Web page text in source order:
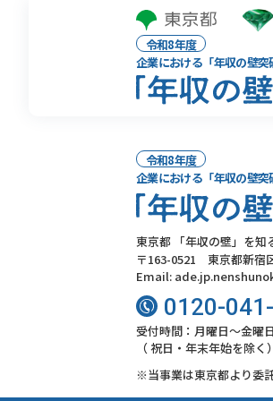
令和8年度
企業における「年収の壁
令和8年度
企業における「年収の壁
東京都 「年収の壁」を知
〒163-0521 東京都新宿
Email:
0120-
受付時間：月曜日～金曜
（ 祝日・年末年始を除く）
※当事業は東京都より委